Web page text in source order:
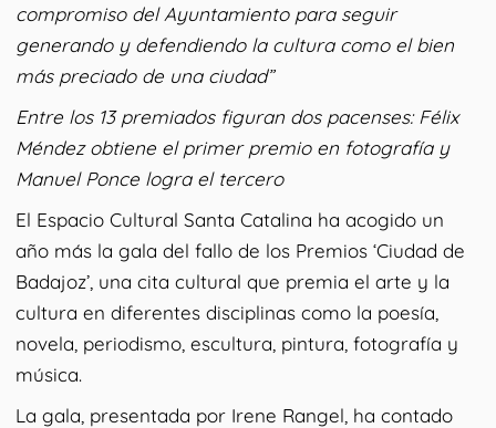
compromiso del Ayuntamiento para seguir
generando y defendiendo la cultura como el bien
más preciado de una ciudad”
Entre los 13 premiados figuran dos pacenses: Félix
Méndez obtiene el primer premio en fotografía y
Manuel Ponce logra el tercero
El Espacio Cultural Santa Catalina ha acogido un
año más la gala del fallo de los Premios ‘Ciudad de
Badajoz’, una cita cultural que premia el arte y la
cultura en diferentes disciplinas como la poesía,
novela, periodismo, escultura, pintura, fotografía y
música.
La gala, presentada por Irene Rangel, ha contado